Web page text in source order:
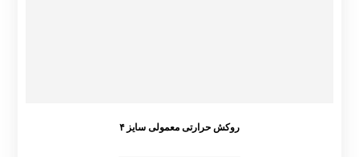
روکش حرارتی معمولی سایز ۴